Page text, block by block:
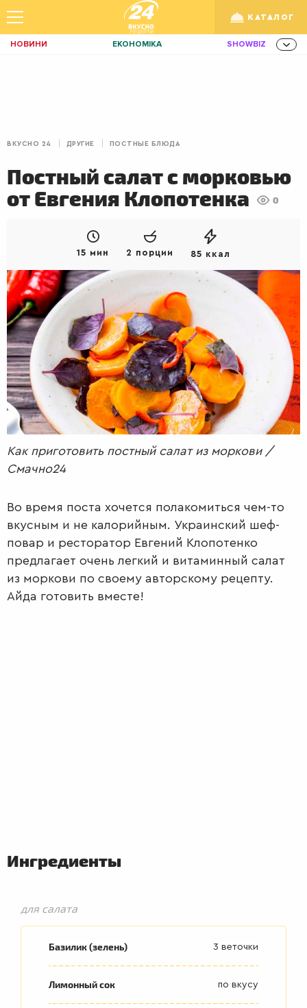
КАТАЛОГ
НОВИНИ ЕКОНОМІКА SHOWBIZ
ІННОВАЦІЇ MEN НЕРУХОМІСТЬ
ЗБІРНА АКТИВ КОРИСНО
ІНВЕСТИЦІЇ
AUTO
СІМ'Я НОВИНИ ЗДОРОВ'Я
РАДІО КРАСА
LIFESTYLE FASHION ТРАДИЦІЇ
PETS
ВКУСНО 24 ДРУГИЕ ПОСТНЫЕ БЛЮДА
Постный салат с морковью
от Евгения Клопотенка
0
15 мин 2 порции 85 ккал
Как приготовить постный салат из моркови /
Смачно24
Во время поста хочется полакомиться чем-то
вкусным и не калорийным. Украинский шеф-
повар и ресторатор Евгений Клопотенко
предлагает очень легкий и витаминный салат
из моркови по своему авторскому рецепту.
Айда готовить вместе!
Ингредиенты
для салата
Базилик (зелень) 3 веточки
Лимонный сок по вкусу